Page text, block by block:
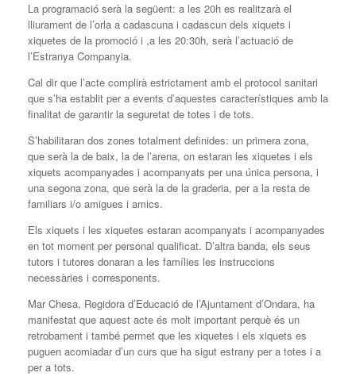
La programació serà la següent: a les 20h es realitzarà el
lliurament de l’orla a cadascuna i cadascun dels xiquets i
xiquetes de la promoció i ,a les 20:30h, serà l’actuació de
l’Estranya Companyia.
Cal dir que l’acte complirà estrictament amb el protocol sanitari
que s’ha establit per a events d’aquestes característiques amb la
finalitat de garantir la seguretat de totes i de tots.
S’habilitaran dos zones totalment definides: un primera zona,
que serà la de baix, la de l’arena, on estaran les xiquetes i els
xiquets acompanyades i acompanyats per una única persona, i
una segona zona, que serà la de la graderia, per a la resta de
familiars i/o amigues i amics.
Els xiquets i les xiquetes estaran acompanyats i acompanyades
en tot moment per personal qualificat. D’altra banda, els seus
tutors i tutores donaran a les famílies les instruccions
necessàries i corresponents.
Mar Chesa, Regidora d’Educació de l’Ajuntament d’Ondara, ha
manifestat que aquest acte és molt important perquè és un
retrobament i també permet que les xiquetes i els xiquets es
puguen acomiadar d’un curs que ha sigut estrany per a totes i a
per a tots.